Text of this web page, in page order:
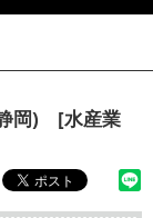
岡) [水産業